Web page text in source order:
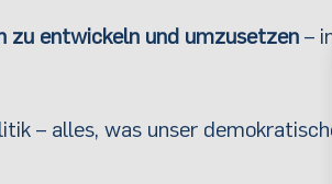
zu entwickeln und umzusetzen –
– alles, was unser